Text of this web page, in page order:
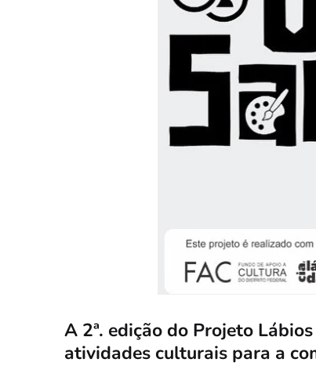
A 2ª. edição do Projeto
atividades culturais para a